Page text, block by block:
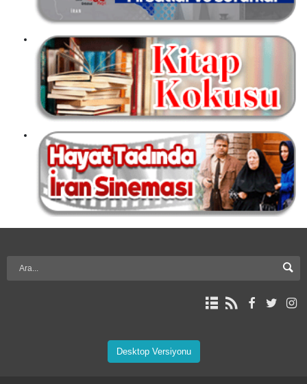
Desktop Versiyonu